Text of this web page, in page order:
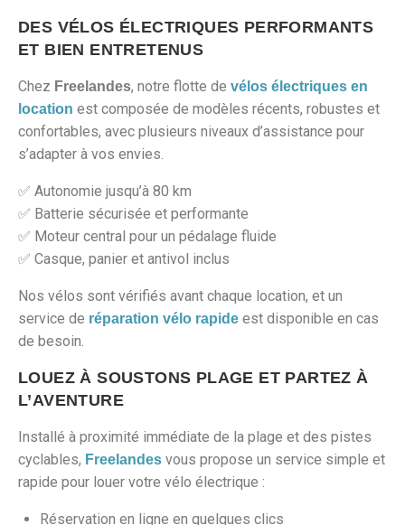
DES VÉLOS ÉLECTRIQUES PERFORMANTS
ET BIEN ENTRETENUS
Chez Freelandes, notre flotte de vélos électriques en
location est composée de modèles récents, robustes et
confortables, avec plusieurs niveaux d’assistance pour
s’adapter à vos envies.
✅ Autonomie jusqu’à 80 km
✅ Batterie sécurisée et performante
✅ Moteur central pour un pédalage fluide
✅ Casque, panier et antivol inclus
Nos vélos sont vérifiés avant chaque location, et un
service de réparation vélo rapide est disponible en cas
de besoin.
LOUEZ À SOUSTONS PLAGE ET PARTEZ À
L’AVENTURE
Installé à proximité immédiate de la plage et des pistes
cyclables, Freelandes vous propose un service simple et
rapide pour louer votre vélo électrique :
Réservation en ligne en quelques clics